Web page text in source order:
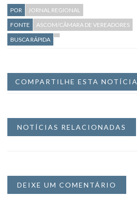
POR
JORNAL REGIONAL
FONTE
ASCOM/CÂMARA DE VEREADORES
BUSCA RÁPIDA
COMPARTILHE ESTA NOTÍCIA
NOTÍCIAS RELACIONADAS
DEIXE UM COMENTÁRIO